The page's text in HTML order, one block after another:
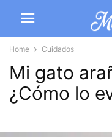
Home Cuidados
Mi gato
¿Cómo lo